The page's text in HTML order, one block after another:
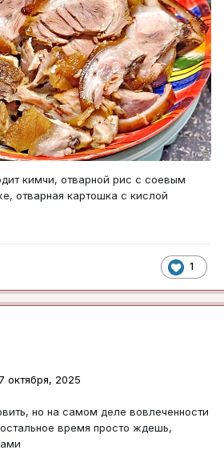
кимчи, отварной рис с соевым
отварная картошка с кислой
1
7 октября, 2025
но на самом деле вовлеченности
время просто ждешь,